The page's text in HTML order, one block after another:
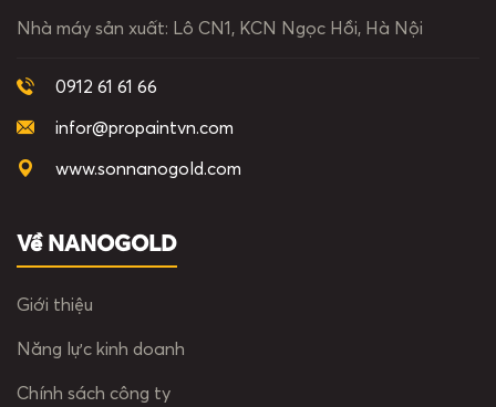
Nhà máy sản xuất: Lô CN1, KCN Ngọc Hồi, Hà Nội
0912 61 61 66
infor@propaintvn.com
www.sonnanogold.com
Về NANOGOLD
Giới thiệu
Năng lực kinh doanh
Chính sách công ty